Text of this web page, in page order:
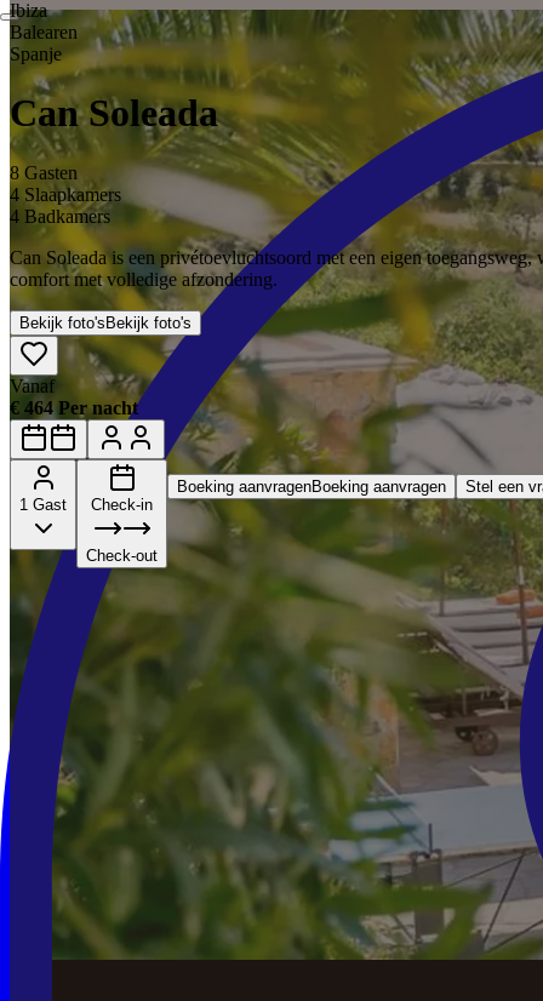
Ibiza
Balearen
Spanje
Can Soleada
8 Gasten
4 Slaapkamers
4 Badkamers
Can Soleada is een privétoevluchtsoord met een eigen
comfort met volledige afzondering.
Bekijk foto's Bekijk foto's
Vanaf
€ 464 Per nacht
1 Gast Check-in
Check-out
Boeking aanvragenBoeking aanvragen Stel een